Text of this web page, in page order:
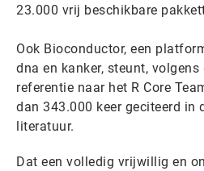
23.000 vrij beschikbare
Ook Bioconductor, een
dna en kanker, steunt, volgens
referentie naar het R Core
dan 343.000 keer geciteerd in
literatuur.
Dat een volledig vrijwillig en